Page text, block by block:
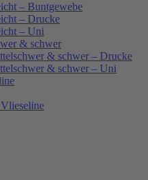
– Buntgewebe
– Drucke
– Uni
& schwer
& schwer – Drucke
& schwer – Uni